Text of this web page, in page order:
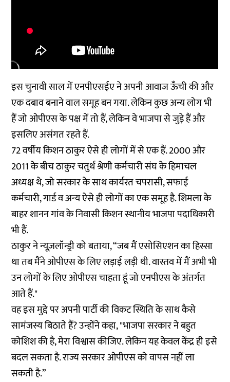
इस चुनावी साल में एनपीएसईए ने अपनी आवाज ऊँची की और
एक दबाव बनाने वाल समूह बन गया. लेकिन कुछ अन्य लोग भी
हैं जो ओपीएस के पक्ष में तो हैं, लेकिन वे भाजपा से जुड़े हैं और
इसलिए असंगत रहते हैं.
72 वर्षीय किशन ठाकुर ऐसे ही लोगों में से एक हैं. 2000 और
2011 के बीच ठाकुर चतुर्थ श्रेणी कर्मचारी संघ के हिमाचल
अध्यक्ष थे, जो सरकार के साथ कार्यरत चपरासी, सफाई
कर्मचारी, गार्ड व अन्य ऐसे ही लोगों का एक समूह है. शिमला के
बाहर शानन गांव के निवासी किशन स्थानीय भाजपा पदाधिकारी
भी हैं.
ठाकुर ने न्यूज़लॉन्ड्री को बताया, “जब मैं एसोसिएशन का हिस्सा
था तब मैंने ओपीएस के लिए लड़ाई लड़ी थी. वास्तव में मैं अभी भी
उन लोगों के लिए ओपीएस चाहता हूं जो एनपीएस के अंतर्गत
आते हैं."
वह इस मुद्दे पर अपनी पार्टी की विकट स्थिति के साथ कैसे
सामंजस्य बिठाते हैं? उन्होंने कहा, "भाजपा सरकार ने बहुत
कोशिश की है, मेरा विश्वास कीजिए. लेकिन यह केवल केंद्र ही इसे
बदल सकता है. राज्य सरकार ओपीएस को वापस नहीं ला
सकती है.”